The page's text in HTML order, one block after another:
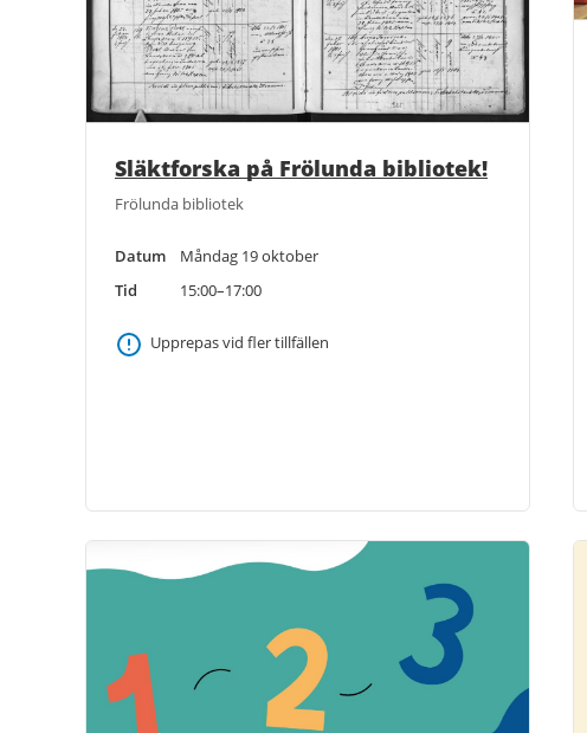
Släktforska på Frölunda bibliotek!
Frölunda bibliotek
Datum
Måndag 19 oktober
Tid
15:00–17:00
Upprepas vid fler tillfällen